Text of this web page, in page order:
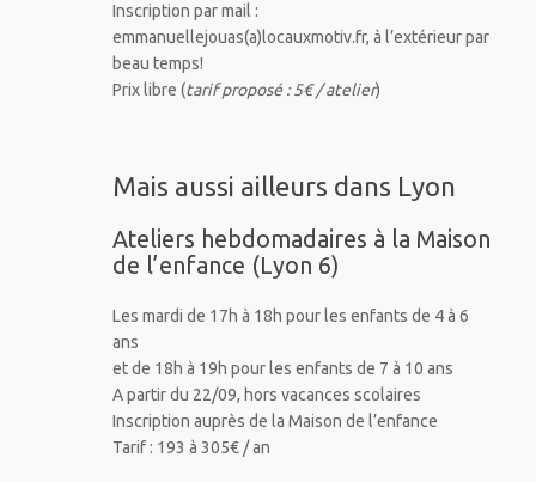
Inscription par mail :
emmanuellejouas(a)locauxmotiv.fr, à l’extérieur par
beau temps!
Prix libre (tarif proposé : 5€ / atelier)
Mais aussi ailleurs dans Lyon
Ateliers hebdomadaires à la Maison
de l’enfance (Lyon 6)
Les mardi de 17h à 18h pour les enfants de 4 à 6
ans
et de 18h à 19h pour les enfants de 7 à 10 ans
A partir du 22/09, hors vacances scolaires
Inscription auprès de la Maison de l’enfance
Tarif : 193 à 305€ / an